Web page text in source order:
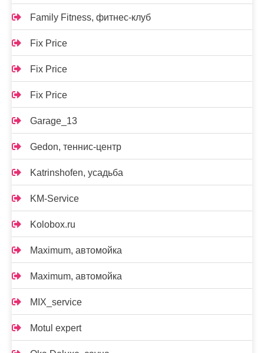
Family Fitness, фитнес-клуб
Fix Price
Fix Price
Fix Price
Garage_13
Gedon, теннис-центр
Katrinshofen, усадьба
KM-Service
Kolobox.ru
Maximum, автомойка
Maximum, автомойка
MIX_service
Motul expert